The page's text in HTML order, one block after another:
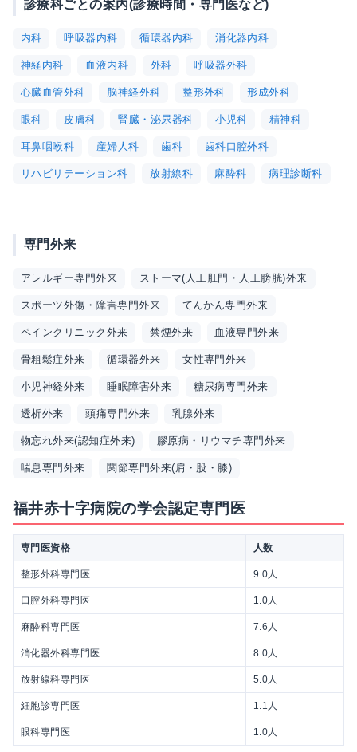
診療科ごとの案内(診療時間・専門医など)
内科 呼吸器内科 循環器内科 消化器内科
神経内科 血液内科 外科 呼吸器外科
心臓血管外科 脳神経外科 整形外科 形成外科
眼科 皮膚科 腎臓・泌尿器科 小児科 精神科
耳鼻咽喉科 産婦人科 歯科 歯科口腔外科
リハビリテーション科 放射線科 麻酔科 病理診断科
専門外来
アレルギー専門外来 ストーマ(人工肛門・人工膀胱)外来
スポーツ外傷・障害専門外来 てんかん専門外来
ペインクリニック外来 禁煙外来 血液専門外来
骨粗鬆症外来 循環器外来 女性専門外来
小児神経外来 睡眠障害外来 糖尿病専門外来
透析外来 頭痛専門外来 乳腺外来
物忘れ外来(認知症外来) 膠原病・リウマチ専門外来
喘息専門外来 関節専門外来(肩・股・膝)
福井赤十字病院の学会認定専門医
専門医資格 人数
整形外科専門医 9.0人
口腔外科専門医 1.0人
麻酔科専門医 7.6人
消化器外科専門医 8.0人
放射線科専門医 5.0人
細胞診専門医 1.1人
眼科専門医 1.0人